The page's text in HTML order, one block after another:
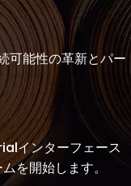
可能性の革新とパー
インターフェース
を開始します。